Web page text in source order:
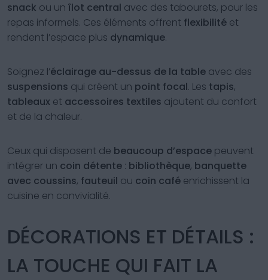
snack ou un îlot central avec des tabourets, pour les
repas informels. Ces éléments offrent flexibilité et
rendent l’espace plus dynamique.
Soignez l’éclairage au-dessus de la table avec des
suspensions qui créent un point focal. Les tapis,
tableaux et accessoires textiles ajoutent du confort
et de la chaleur.
Ceux qui disposent de beaucoup d’espace peuvent
intégrer un coin détente : bibliothèque, banquette
avec coussins, fauteuil ou coin café enrichissent la
cuisine en convivialité.
DÉCORATIONS ET DÉTAILS :
LA TOUCHE QUI FAIT LA